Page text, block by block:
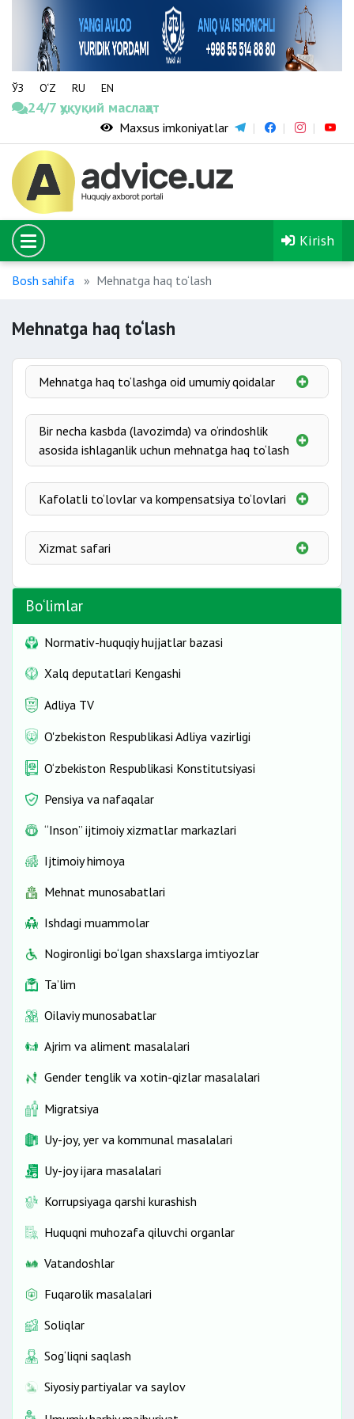
ЎЗ O‘Z RU EN
24/7 ҳуқуқий маслаҳат
Maxsus imkoniyatlar
Kirish
Bosh sahifa Mehnatga haq to‘lash
Mehnatga haq to‘lash
Mehnatga haq to‘lashga oid umumiy qoidalar
Mehnatga haq to‘lash
Ish vaqtidan tashqari vaqtda hamda dam olish va
bayram kunlaridagi ishlar uchun haq to‘lash
Vafot etgan xodimning ish haqini to‘lash
Bir necha kasbda (lavozimda) va o‘rindoshlik
asosida ishlaganlik uchun mehnatga haq to‘lash
O‘rindoshlik
Kafolatli to‘lovlar va kompensatsiya to‘lovlari
Ish beruvchi manfaatlariga doir vazifalarni bajarish
Xodimning davlat yoki jamiyat manfaatlari uchun
Ish bilan bog‘liq xarajatlarning kompensatsiyasi
Xizmat safari
Respublika ichkarisidagi xizmat safari
Xorijga xizmat safari
Bo‘limlar
Normativ-huquqiy hujjatlar bazasi
Xalq deputatlari Kengashi
Adliya TV
O'zbekiston Respublikasi Adliya vazirligi
O‘zbekiston Respublikasi Konstitutsiyasi
Pensiya va nafaqalar
“Inson” ijtimoiy xizmatlar markazlari
Ijtimoiy himoya
Mehnat munosabatlari
Ishdagi muammolar
Nogironligi bo‘lgan shaxslarga imtiyozlar
Ta’lim
Oilaviy munosabatlar
Ajrim va aliment masalalari
Gender tenglik va xotin-qizlar masalalari
Migratsiya
Uy-joy, yer va kommunal masalalari
Uy-joy ijara masalalari
Korrupsiyaga qarshi kurashish
Huquqni muhozafa qiluvchi organlar
Vatandoshlar
Fuqarolik masalalari
Soliqlar
Sog‘liqni saqlash
Siyosiy partiyalar va saylov